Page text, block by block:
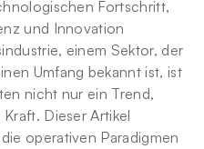
Fortschritt,
und Innovation
einem Sektor, der
Umfang bekannt ist, ist
nicht nur ein Trend,
Dieser Artikel
operativen Paradigmen